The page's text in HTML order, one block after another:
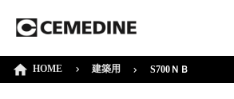
HOME 建築用 S700ＮＢ